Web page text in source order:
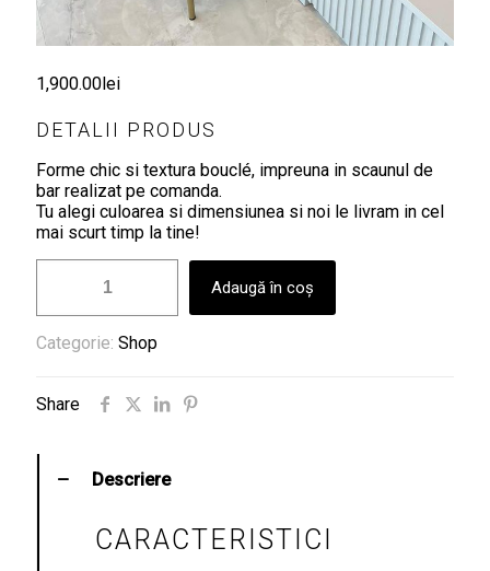
1,900.00lei
DETALII PRODUS
Forme chic si textura bouclé, impreuna in scaunul de
bar realizat pe comanda.
Tu alegi culoarea si dimensiunea si noi le livram in cel
mai scurt timp la tine!
Adaugă în coș
Categorie: Shop
Share
Descriere
CARACTERISTICI